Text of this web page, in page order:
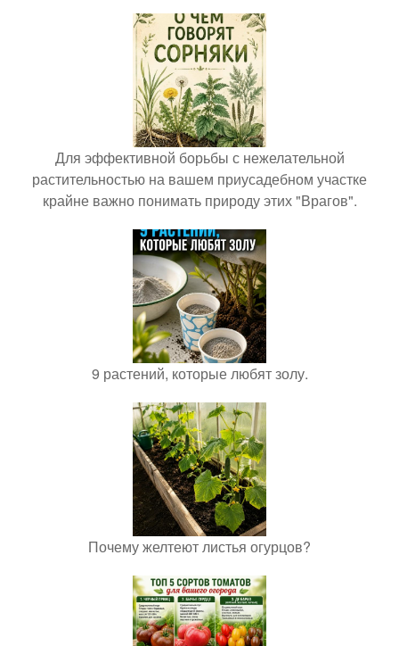
Для эффективной борьбы с нежелательной
растительностью на вашем приусадебном участке
крайне важно понимать природу этих "Врагов".
9 растений, которые любят золу.
Почему желтеют листья огурцов?